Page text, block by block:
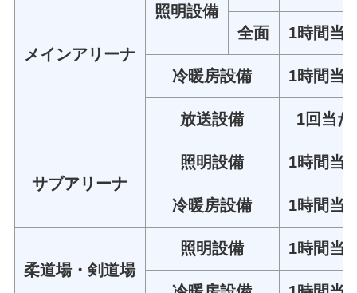
メインアリーナ
照明設備
全面 1時間当
冷暖房設備 1時間当
放送設備 1回当た
サブアリーナ
照明設備 1時間当
冷暖房設備 1時間当
柔道場・剣道場
照明設備 1時間当